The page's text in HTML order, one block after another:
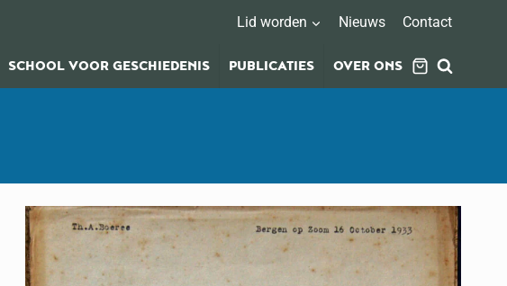
Lid worden Nieuws Contact
SCHOOL VOOR GESCHIEDENIS PUBLICATIES OVER ONS